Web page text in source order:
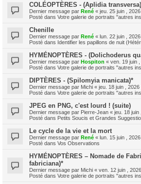
COLÉOPTÈRES - (Aplidia
Dernier message par René « jeu. 25 juin ,
Posté dans Votre galerie de portraits "autres
Chenille
Dernier message par René « lun. 22 juin ,
Posté dans Identifier les papillons de nuit
HYMÉNOPTÈRES - (Dolichoderus
Dernier message par Hospiton « ven. 19 juin
Posté dans Votre galerie de portraits "autres
DIPTÈRES - (Spilomyia manicata)*
Dernier message par Michi « jeu. 18 juin , 2026
Posté dans Votre galerie de portraits "autres
JPEG en PNG, c'est lourd ! (suite)
Dernier message par Pierre-Jean « jeu. 18 juin
Posté dans Petits Soucis et Grandes
Le cycle de la vie et la mort
Dernier message par René « lun. 15 juin ,
Posté dans Vos Observations
HYMÉNOPTÈRES – Nomade de
fabriciana)*
Dernier message par Michi « ven. 12 juin ,
Posté dans Votre galerie de portraits "autres